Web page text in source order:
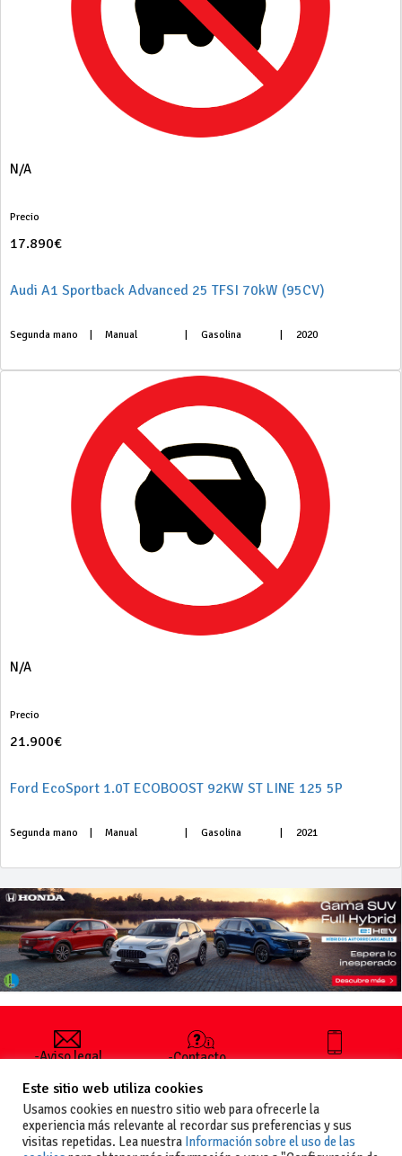
N/A
Precio
17.890€
Audi A1 Sportback Advanced 25 TFSI 70kW (95CV)
Segunda mano Manual Gasolina 2020
N/A
Precio
21.900€
Ford EcoSport 1.0T ECOBOOST 92KW ST LINE 125 5P
Segunda mano Manual Gasolina 2021
-Aviso legal
generales
de uso
-Política de
-Contacto
publicar un
anuncio
-Vende+
+34 627 35
Este sitio web utiliza cookies
Usamos cookies en nuestro sitio web para ofrecerle la
experiencia más relevante al recordar sus preferencias y sus
visitas repetidas. Lea nuestra Información sobre el uso de las